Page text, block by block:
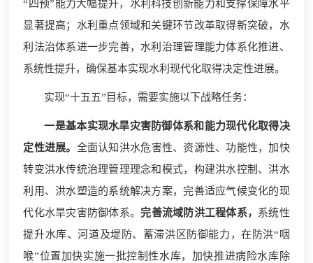
“四预”能力大幅提升，水利科技创新能力和支撑保障水平
显著提高；水利重点领域和关键环节改革取得新突破，水
利法治体系进一步完善，水利治理管理能力体系化推进、
系统性提升，确保基本实现水利现代化取得决定性进展。
实现“十五五”目标，需要实施以下战略任务：
一是基本实现水旱灾害防御体系和能力现代化取得决
定性进展。 全面认知洪水危害性、资源性、功能性，加快
转变洪水传统治理管理理念和模式，构建洪水控制、洪水
利用、洪水塑造的系统解决方案，完善适应气候变化的现
代化水旱灾害防御体系。完善流域防洪工程体系， 系统性
提升水库、河道及堤防、蓄滞洪区防御能力，在防洪“咽
喉”位置加快实施一批控制性水库，加快推进病险水库除